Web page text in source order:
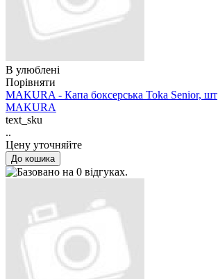
В улюблені
Порівняти
MAKURA - Капа боксерська Toka Senior, шт
MAKURA
text_sku
..
Цену уточняйте